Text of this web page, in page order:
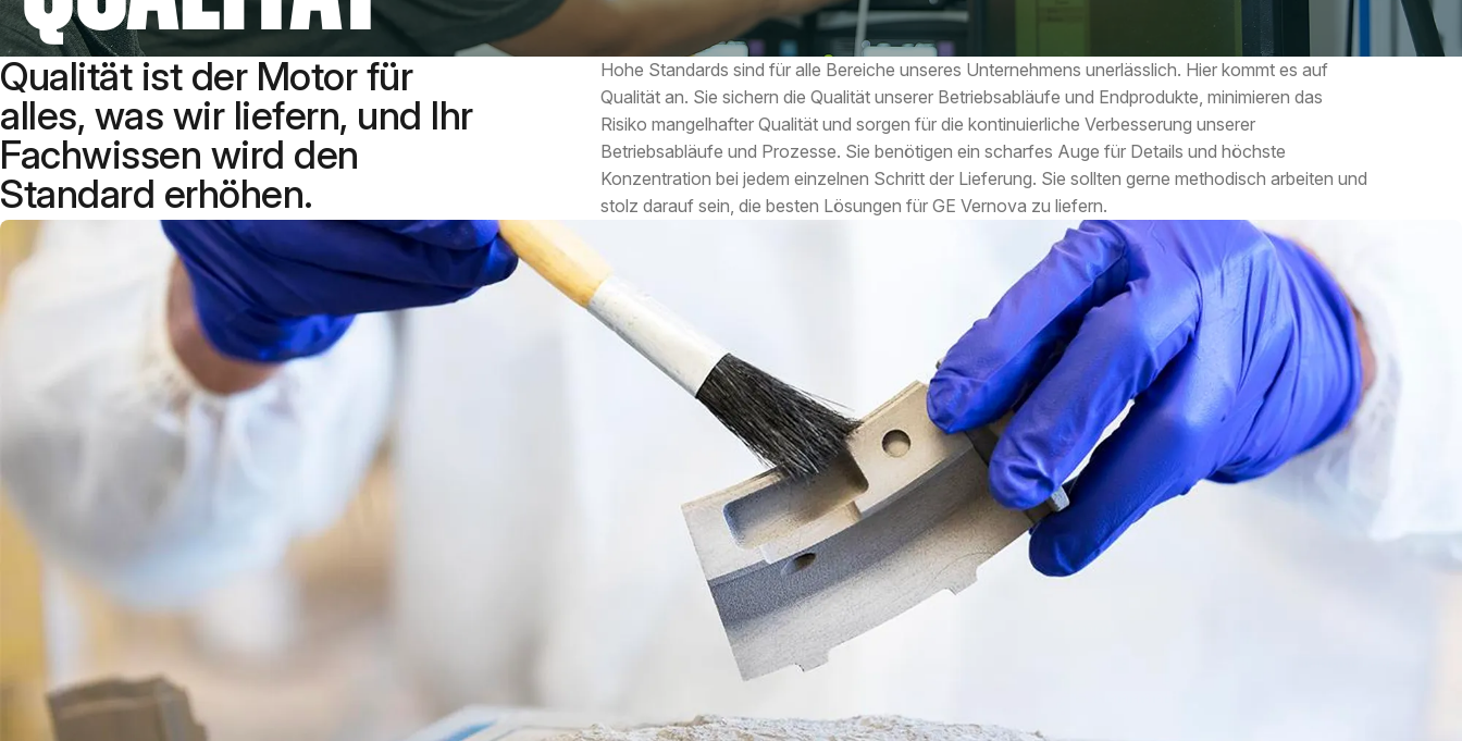
Qualität ist der Motor für
alles, was wir liefern, und Ihr
Fachwissen wird den
Standard erhöhen.
Hohe Standards sind für alle Bereiche unseres Unternehmens unerlässlich. Hier kommt es auf
Qualität an. Sie sichern die Qualität unserer Betriebsabläufe und Endprodukte, minimieren das
Risiko mangelhafter Qualität und sorgen für die kontinuierliche Verbesserung unserer
Betriebsabläufe und Prozesse. Sie benötigen ein scharfes Auge für Details und höchste
Konzentration bei jedem einzelnen Schritt der Lieferung. Sie sollten gerne methodisch arbeiten und
stolz darauf sein, die besten Lösungen für GE Vernova zu liefern.